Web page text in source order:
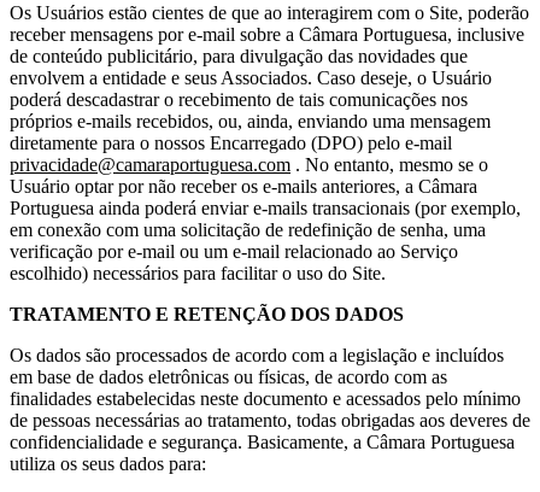
Os Usuários estão cientes de que ao interagirem com o Site, poderão
receber mensagens por e-mail sobre a Câmara Portuguesa, inclusive
de conteúdo publicitário, para divulgação das novidades que
envolvem a entidade e seus Associados. Caso deseje, o Usuário
poderá descadastrar o recebimento de tais comunicações nos
próprios e-mails recebidos, ou, ainda, enviando uma mensagem
diretamente para o nossos Encarregado (DPO) pelo e-mail
privacidade@camaraportuguesa.com . No entanto, mesmo se o
Usuário optar por não receber os e-mails anteriores, a Câmara
Portuguesa ainda poderá enviar e-mails transacionais (por exemplo,
em conexão com uma solicitação de redefinição de senha, uma
verificação por e-mail ou um e-mail relacionado ao Serviço
escolhido) necessários para facilitar o uso do Site.
TRATAMENTO E RETENÇÃO DOS DADOS
Os dados são processados de acordo com a legislação e incluídos
em base de dados eletrônicas ou físicas, de acordo com as
finalidades estabelecidas neste documento e acessados pelo mínimo
de pessoas necessárias ao tratamento, todas obrigadas aos deveres de
confidencialidade e segurança. Basicamente, a Câmara Portuguesa
utiliza os seus dados para: